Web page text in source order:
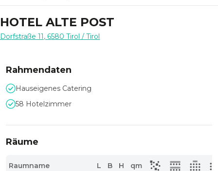
HOTEL ALTE POST
Dorfstraße 11, 6580 Tirol / Tirol
Rahmendaten
Hauseigenes Catering
58 Hotelzimmer
Räume
Raumname L B H qm